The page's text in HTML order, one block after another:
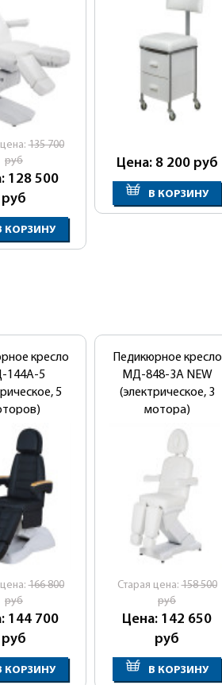
цена:135 700
руб
128 500
руб
КОРЗИНУ
Цена: 8 200 руб
В КОРЗИНУ
кресло
144А-5
5
цена:166 800
руб
144 700
руб
КОРЗИНУ
Педикюрное кресло
МД-848-3А NEW
(электрическое, 3
мотора)
Cтарая цена:158 500
руб
Цена: 142 650
руб
В КОРЗИНУ